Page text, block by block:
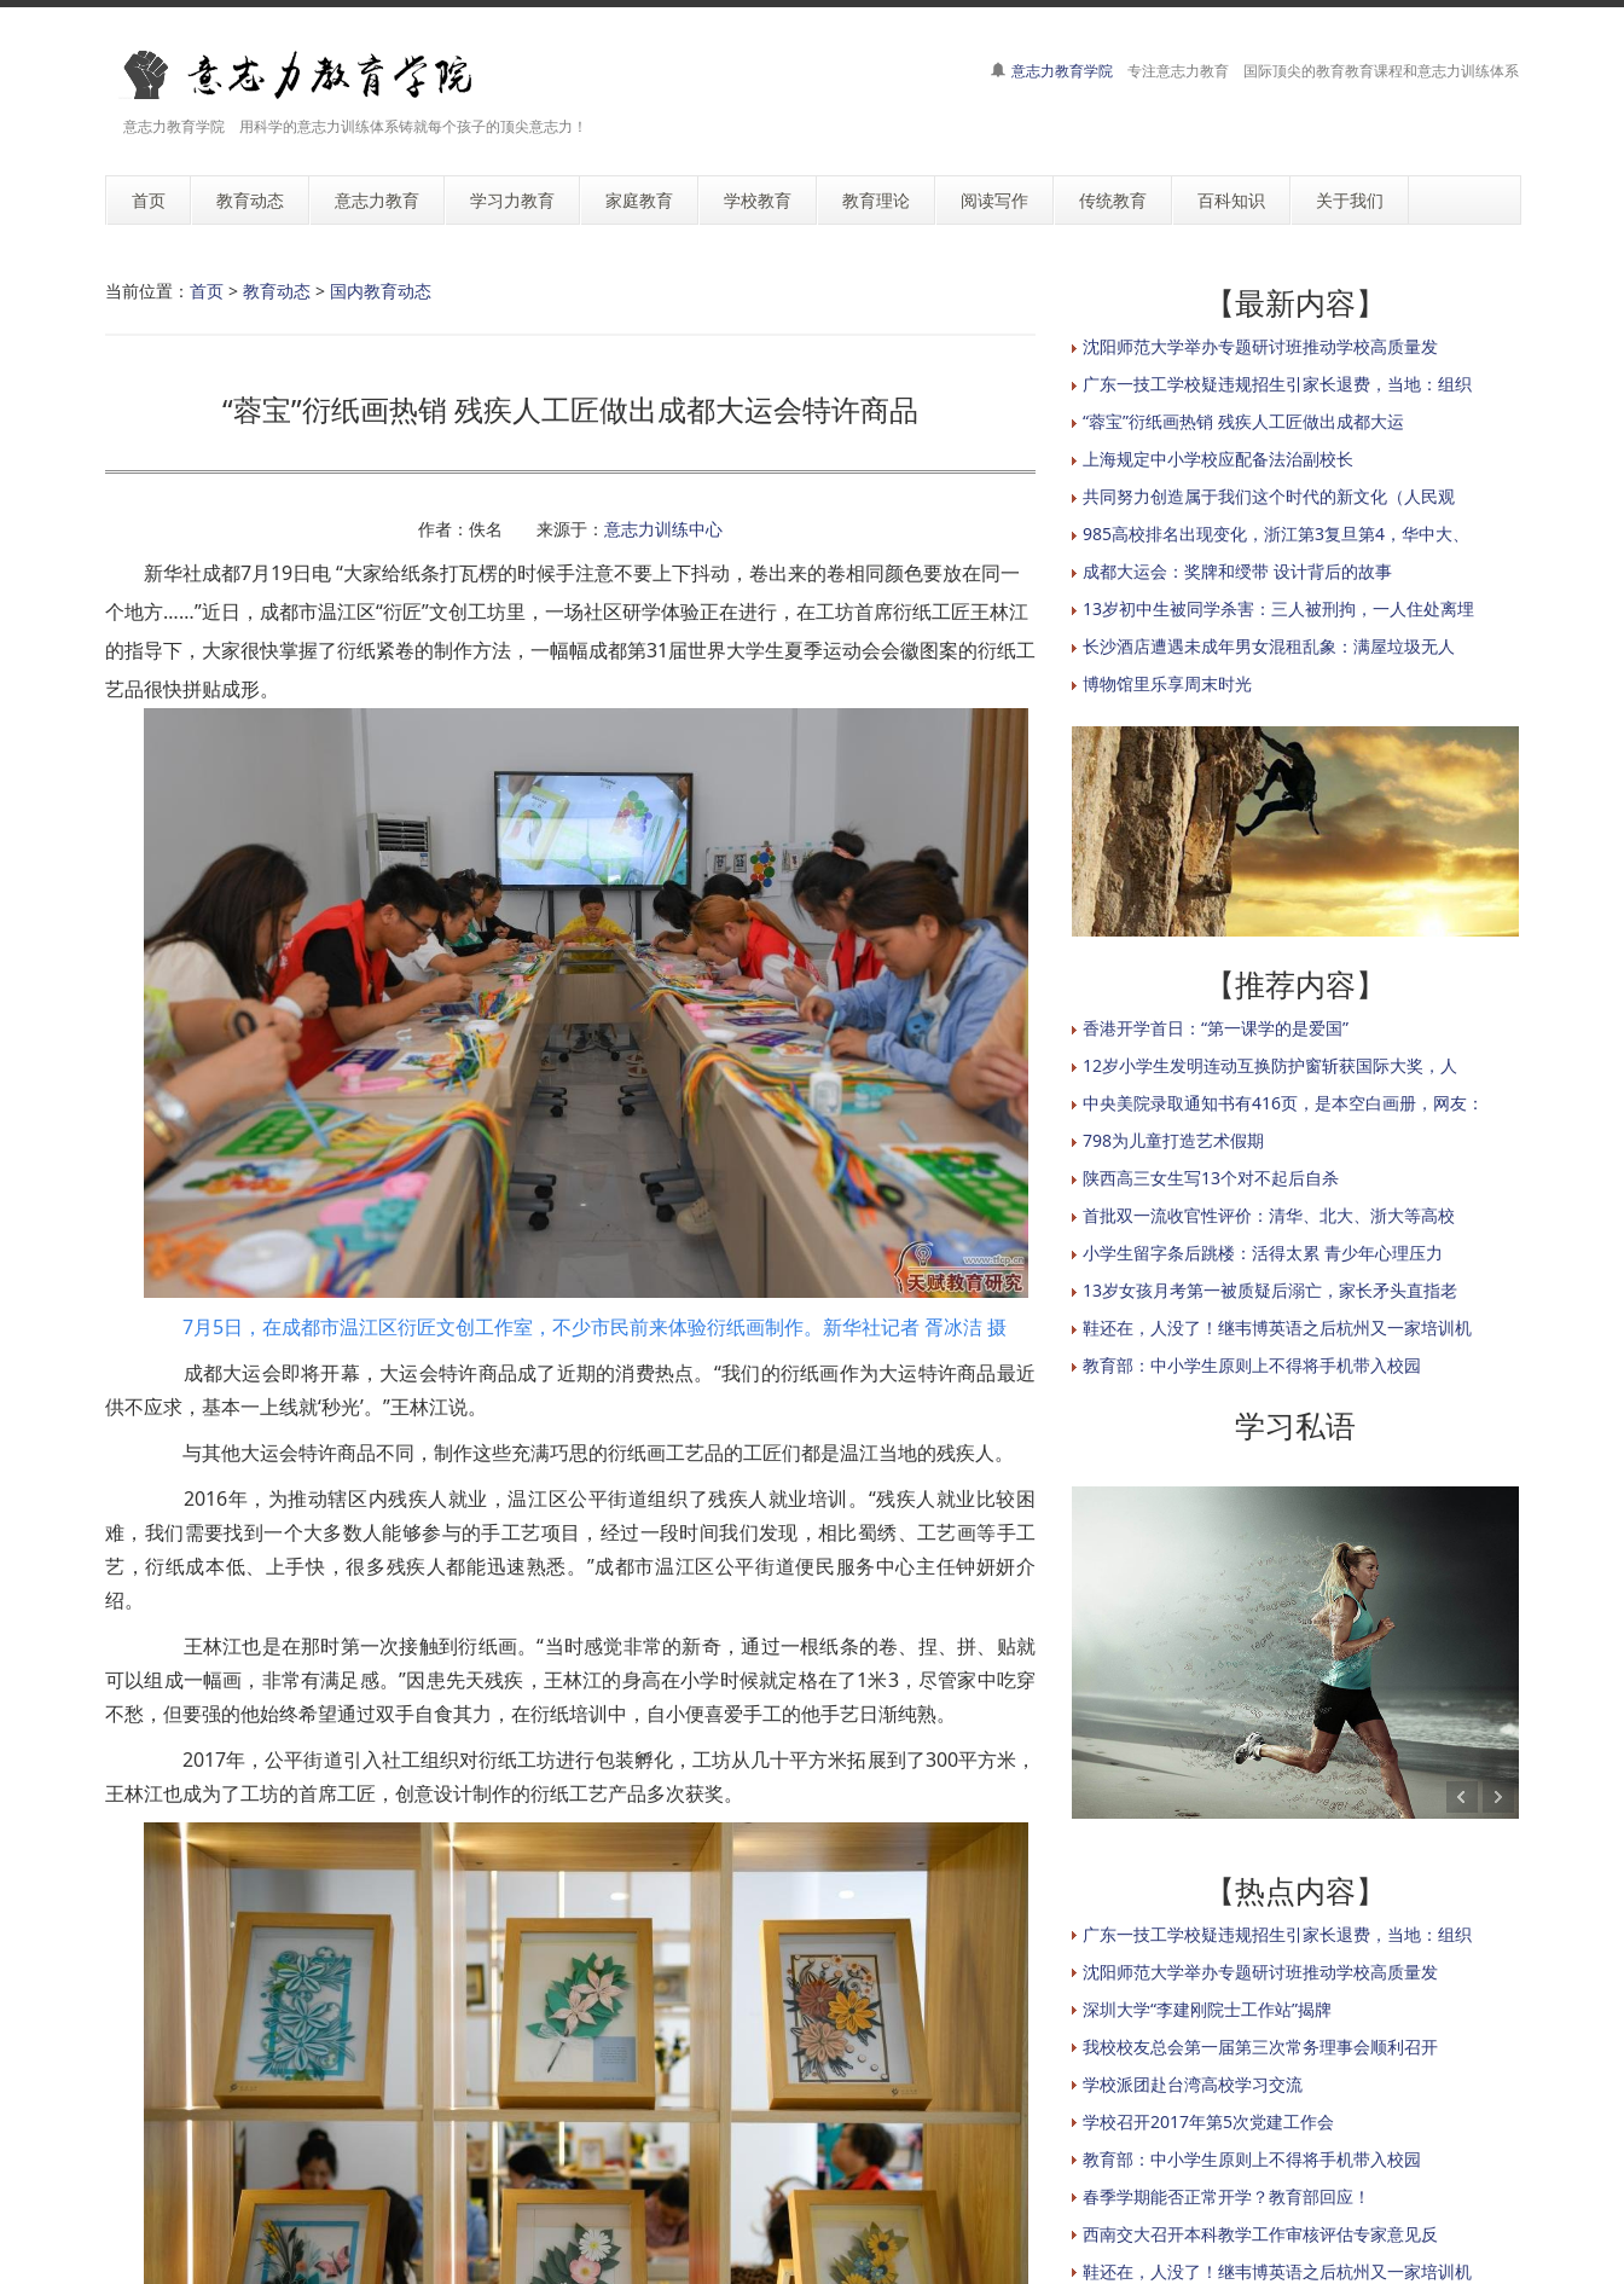
意志力教育学院 用科学的意志力训练体系铸就每个孩子的顶尖意志力！
意志力教育学院 专注意志力教育 国际顶尖的教育教育课程和意志力训练体系
首页 教育动态 意志力教育 学习力教育 家庭教育 学校教育 教育理论 阅读写作 传统教育 百科知识 关于我们
当前位置： 首页 > 教育动态 > 国内教育动态
“蓉宝”衍纸画热销 残疾人工匠做出成都大运会特许商品
作者：佚名 来源于： 意志力训练中心
新华社成都7月19日电 “大家给纸条打瓦楞的时候手注意不要上下抖动，卷出来的卷相同颜色要放在同一
个地方……”近日，成都市温江区“衍匠”文创工坊里，一场社区研学体验正在进行，在工坊首席衍纸工匠王林江
的指导下，大家很快掌握了衍纸紧卷的制作方法，一幅幅成都第31届世界大学生夏季运动会会徽图案的衍纸工
艺品很快拼贴成形。
7月5日，在成都市温江区衍匠文创工作室，不少市民前来体验衍纸画制作。新华社记者 胥冰洁 摄
成都大运会即将开幕，大运会特许商品成了近期的消费热点。“我们的衍纸画作为大运特许商品最近
供不应求，基本一上线就‘秒光’。”王林江说。
与其他大运会特许商品不同，制作这些充满巧思的衍纸画工艺品的工匠们都是温江当地的残疾人。
2016年，为推动辖区内残疾人就业，温江区公平街道组织了残疾人就业培训。“残疾人就业比较困
难，我们需要找到一个大多数人能够参与的手工艺项目，经过一段时间我们发现，相比蜀绣、工艺画等手工
艺，衍纸成本低、上手快，很多残疾人都能迅速熟悉。”成都市温江区公平街道便民服务中心主任钟妍妍介
绍。
王林江也是在那时第一次接触到衍纸画。“当时感觉非常的新奇，通过一根纸条的卷、捏、拼、贴就
可以组成一幅画，非常有满足感。”因患先天残疾，王林江的身高在小学时候就定格在了1米3，尽管家中吃穿
不愁，但要强的他始终希望通过双手自食其力，在衍纸培训中，自小便喜爱手工的他手艺日渐纯熟。
2017年，公平街道引入社工组织对衍纸工坊进行包装孵化，工坊从几十平方米拓展到了300平方米，
王林江也成为了工坊的首席工匠，创意设计制作的衍纸工艺产品多次获奖。
【最新内容】
沈阳师范大学举办专题研讨班推动学校高质量发
广东一技工学校疑违规招生引家长退费，当地：组织
“蓉宝”衍纸画热销 残疾人工匠做出成都大运
上海规定中小学校应配备法治副校长
共同努力创造属于我们这个时代的新文化（人民观
985高校排名出现变化，浙江第3复旦第4，华中大、
成都大运会：奖牌和绶带 设计背后的故事
13岁初中生被同学杀害：三人被刑拘，一人住处离埋
长沙酒店遭遇未成年男女混租乱象：满屋垃圾无人
博物馆里乐享周末时光
【推荐内容】
香港开学首日：“第一课学的是爱国”
12岁小学生发明连动互换防护窗斩获国际大奖，人
中央美院录取通知书有416页，是本空白画册，网友：
798为儿童打造艺术假期
陕西高三女生写13个对不起后自杀
首批双一流收官性评价：清华、北大、浙大等高校
小学生留字条后跳楼：活得太累 青少年心理压力
13岁女孩月考第一被质疑后溺亡，家长矛头直指老
鞋还在，人没了！继韦博英语之后杭州又一家培训机
教育部：中小学生原则上不得将手机带入校园
学习私语
【热点内容】
广东一技工学校疑违规招生引家长退费，当地：组织
沈阳师范大学举办专题研讨班推动学校高质量发
深圳大学“李建刚院士工作站”揭牌
我校校友总会第一届第三次常务理事会顺利召开
学校派团赴台湾高校学习交流
学校召开2017年第5次党建工作会
教育部：中小学生原则上不得将手机带入校园
春季学期能否正常开学？教育部回应！
西南交大召开本科教学工作审核评估专家意见反
鞋还在，人没了！继韦博英语之后杭州又一家培训机